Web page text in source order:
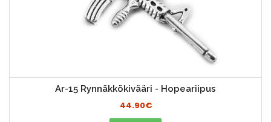
Ar-15 Rynnäkkökivääri - Hopeariipus
44.90€